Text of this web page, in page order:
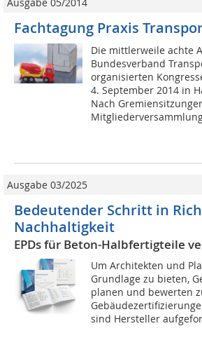
Ausgabe 05/2014
Fachtagung Praxis
Die mittlerweile achte
Bundesverband
organisierten
4. September 2014 in
Nach
Ausgabe 03/2025
Bedeutender Schritt in
Nachhaltigkeit
EPDs für Beton-Halbfertigteile
Um Architekten und
Grundlage zu bieten,
planen und bewerten
sind Hersteller